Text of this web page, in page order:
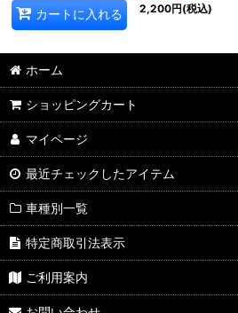
カートに入れる 2,200円(税込)
ホーム
ショッピングカート
マイページ
最近チェックしたアイテム
車種別一覧
特定商取引法表示
ご利用案内